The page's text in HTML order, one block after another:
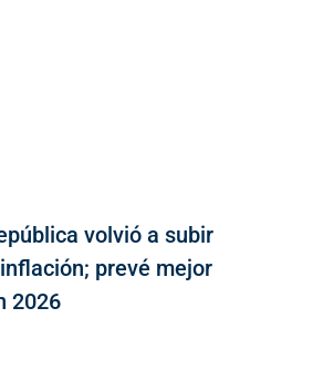
volvió a subir
prevé mejor
2026